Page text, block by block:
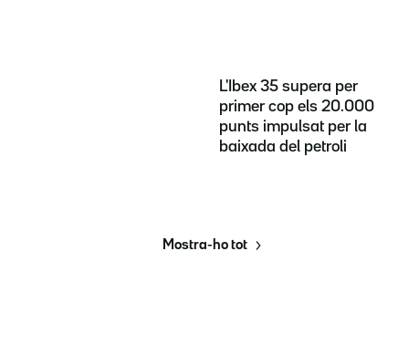
L'Ibex 35 supera per
primer cop els 20.000
punts impulsat per la
baixada del petroli
Mostra-ho tot